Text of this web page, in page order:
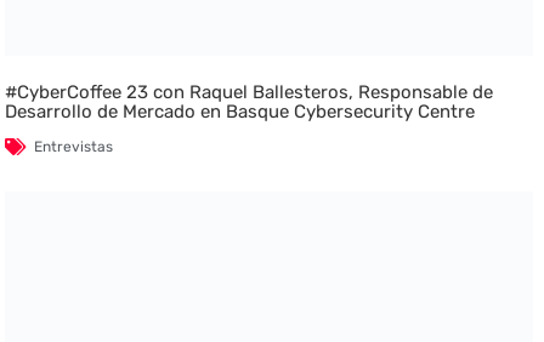
#CyberCoffee 23 con Raquel Ballesteros, Responsable de
Desarrollo de Mercado en Basque Cybersecurity Centre
Entrevistas